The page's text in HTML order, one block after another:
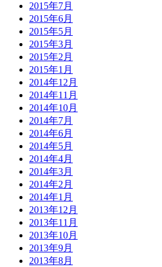
2015年7月
2015年6月
2015年5月
2015年3月
2015年2月
2015年1月
2014年12月
2014年11月
2014年10月
2014年7月
2014年6月
2014年5月
2014年4月
2014年3月
2014年2月
2014年1月
2013年12月
2013年11月
2013年10月
2013年9月
2013年8月